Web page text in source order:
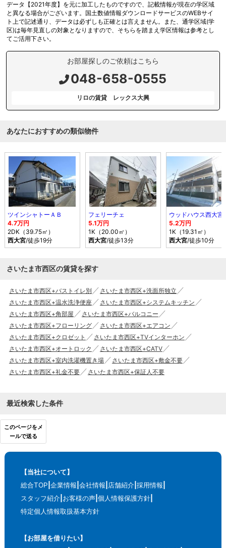
データ【2021年度】を元に加工したものですので、記載情報が現在の学区域
と異なる場合がございます。国土数値情報ダウンロードサービスのWEBサイ
ト上で記述通り、データは必ずしも正確とは言えません。また、通学区域(学
区)は毎年見直しの対象となりますので、そちらを踏まえ学区情報は参考とし
てご活用下さい。
お部屋探しのご依頼はこちら
048-658-0555
リロの賃貸 レックス大興
あなたにおすすめの類似物件
ツインシャトーＡＢ
4.7万円
2DK（39.75㎡）
西大宮/徒歩19分
フェリーチェ
5.1万円
1K（20.00㎡）
西大宮/徒歩13分
ウッドハウス西大宮
5.2万円
1K（19.31㎡）
西大宮/徒歩10分
さいたま市西区の賃貸を探す
さいたま市西区+バストイレ別
さいたま市西区+洗面所独立
さいたま市西区+温水洗浄便座
さいたま市西区+システムキッチン
さいたま市西区+角部屋
さいたま市西区+バルコニー
さいたま市西区+フローリング
さいたま市西区+エアコン
さいたま市西区+クロゼット
さいたま市西区+TVインターホン
さいたま市西区+オートロック
さいたま市西区+CATV
さいたま市西区+室内洗濯機置き場
さいたま市西区+敷金不要
さいたま市西区+礼金不要
さいたま市西区+保証人不要
最近検索した条件
このページをメ
ールで送る
【当社について】
総合TOP 企業情報 会社情報 店舗紹介 採用情報
スタッフ紹介 お客様の声 個人情報保護方針
特定個人情報取扱基本方針
【お部屋を借りたい】